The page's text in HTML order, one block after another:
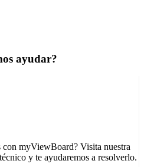
ayudar?
con myViewBoard? Visita nuestra
y te ayudaremos a resolverlo.